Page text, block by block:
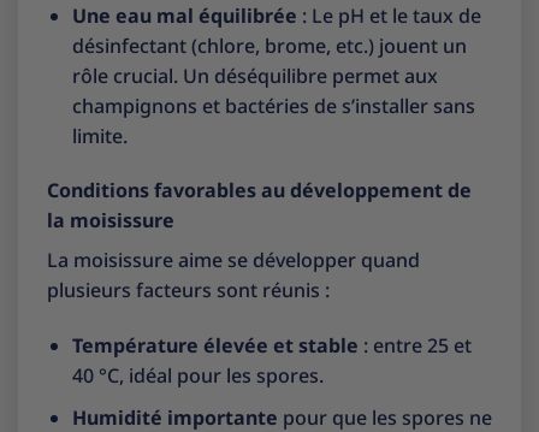
Une eau mal équilibrée : Le pH et le taux de
désinfectant (chlore, brome, etc.) jouent un
rôle crucial. Un déséquilibre permet aux
champignons et bactéries de s’installer sans
limite.
Conditions favorables au développement de
la moisissure
La moisissure aime se développer quand
plusieurs facteurs sont réunis :
Température élevée et stable : entre 25 et
40 °C, idéal pour les spores.
Humidité importante pour que les spores ne